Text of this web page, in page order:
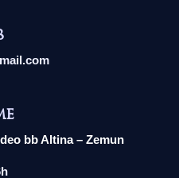
bb Altina – Zemun